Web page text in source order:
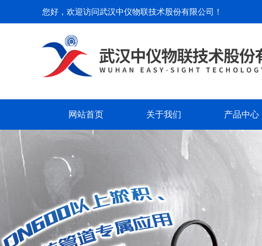
您好，欢迎访问武汉中仪物联技术股份有限公司 ！
网站首页 关于我们 产品中心